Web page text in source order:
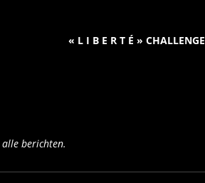
« L I B E R T É » CHALLENGE
alle berichten.